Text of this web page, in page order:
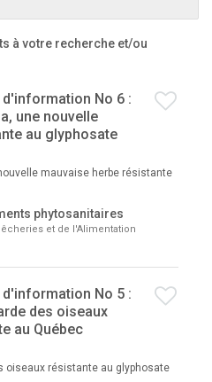
à votre recherche et/ou
No 6 :
une nouvelle
au glyphosate
mauvaise herbe résistante
phytosanitaires
et de l'Alimentation
No 5 :
des oiseaux
au Québec
oiseaux résistante au glyphosate